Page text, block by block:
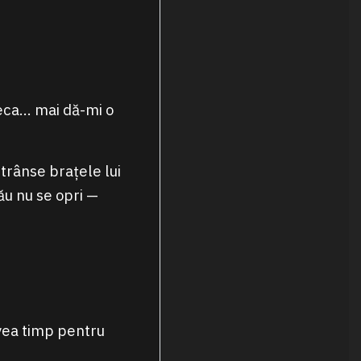
mai dă-mi o
brațele lui
nu se opri —
timp pentru